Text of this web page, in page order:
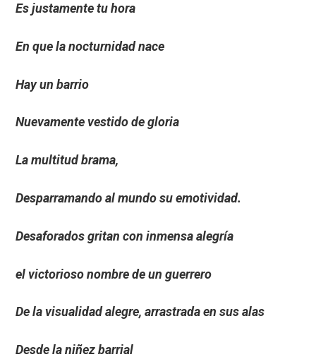
Es justamente tu hora
En que la nocturnidad nace
Hay un barrio
Nuevamente vestido de gloria
La multitud brama,
Desparramando al mundo su emotividad.
Desaforados gritan con inmensa alegría
el victorioso nombre de un guerrero
De la visualidad alegre, arrastrada en sus alas
Desde la niñez barrial